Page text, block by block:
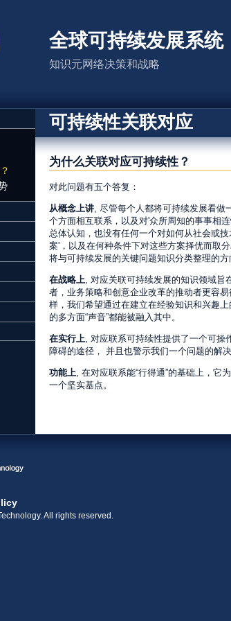
全球可持续发展系统
知识元网络决策和战略
可持续性关联对应
为什么关联对应可持续性？
对此问题有五个答复：
从概念上讲, 尽管每个人都将可持续发展看做
个方面相互联系，以及对'众所周知的事事相
总体认知，也没有任何一个对如何从社会或
案'，以及在何种条件下对这些方案择优而取
将与可持续发展的关键问题知识分类整理的方
在战略上, 对应关联可持续发展的知识领域旨
者，业务策略和创意企业改革的推动者更容
样，我们希望通过在建立在经验知识和兴趣
的多方面“声音”都能被融入其中。
在实行上, 对应联系可持续性提供了一个可操
障碍的途径， 并且也警示我们一个问题的解
功能上, 在对应联系能“行得通”的基础上，它
一个坚实基点。
All rights reserved.